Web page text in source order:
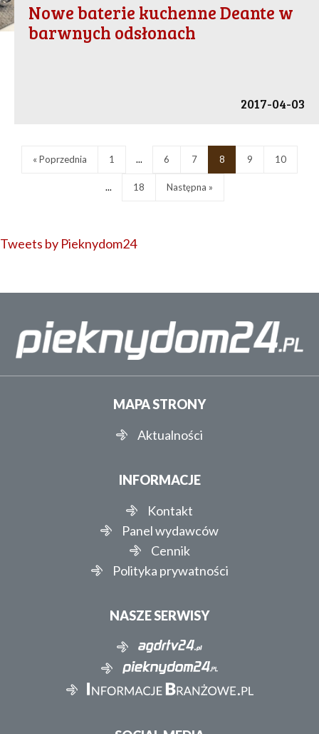
Nowe baterie kuchenne Deante w
barwnych odsłonach
2017-04-03
« Poprzednia 1 ... 6 7 8 9 10
... 18 Następna »
Tweets by Pieknydom24
MAPA STRONY
Aktualności
INFORMACJE
Kontakt
Panel wydawców
Cennik
Polityka prywatności
NASZE SERWISY